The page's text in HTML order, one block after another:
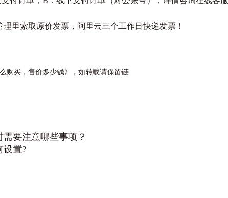
里索取原价发票，阿里云三个工作日快递发票！
购买，售价多少钱》，如转载请保留链
要注意哪些事项？
设置?